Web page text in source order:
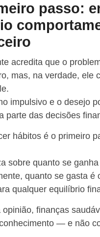
passo:
acredita que o
mas, na verdade, ele
impulsivo e o desejo
parte das decisões
hábitos é o primeiro
sobre quanto se ganha
quanto se gasta é
qualquer equilíbrio
opinião, finanças
— e não